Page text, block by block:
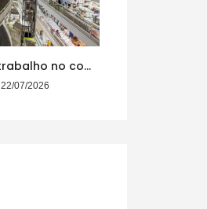
Acordo regulamenta trabalho no comércio em feriados
22/07/2026